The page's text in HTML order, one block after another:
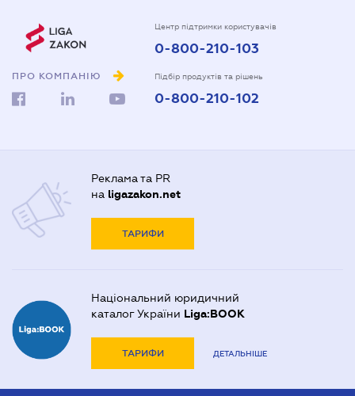
ПРО КОМПАНІЮ
Центр підтримки користувачів
0-800-210-103
Підбір продуктів та рішень
0-800-210-102
Реклама та PR
на ligazakon.net
ТАРИФИ
Національний юридичний
каталог України Liga:BOOK
ТАРИФИ ДЕТАЛЬНІШЕ